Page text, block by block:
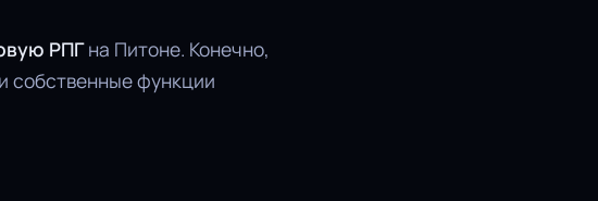
РПГна Питоне. Конечно,
собственные функции